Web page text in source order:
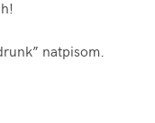
natpisom.